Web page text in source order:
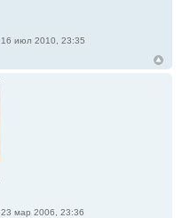
16 июл 2010, 23:35
23 мар 2006, 23:36